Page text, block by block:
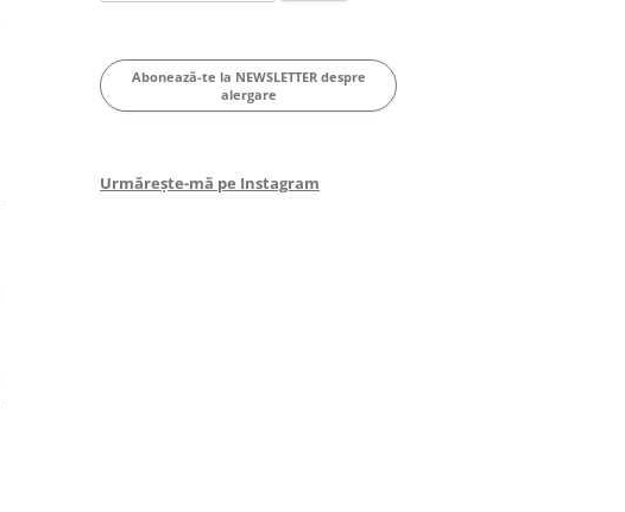
for:
Abonează-te la NEWSLETTER despre
alergare
Urmărește-mă pe Instagram